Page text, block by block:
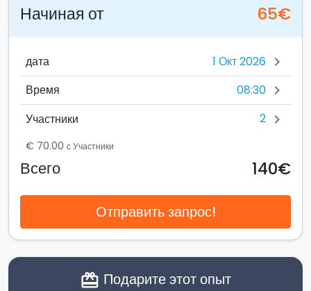
Начиная от 65€
дата chevron_right
Время 08:30 chevron_right
Участники 2 chevron_right
€ 70.00 с Участники
Всего 140€
Отправить запрос!
card_giftcard Подарите этот опыт